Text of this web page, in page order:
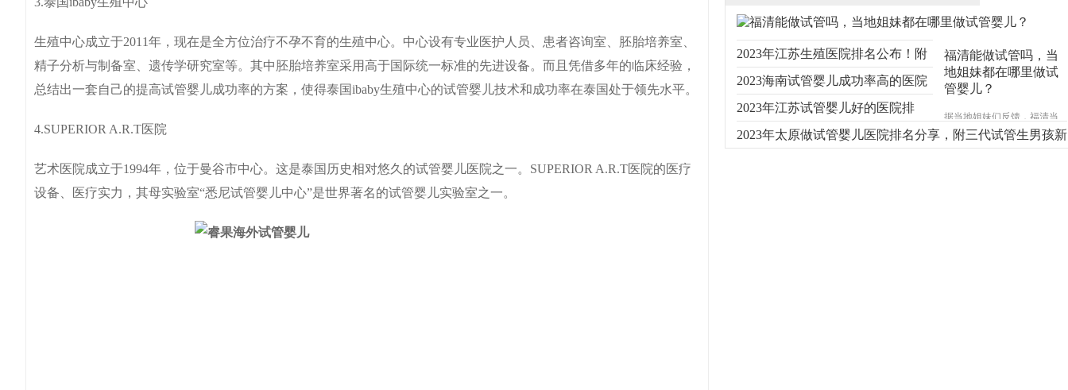
生殖中心成立于2011年，现在是全方位治疗不孕不育的生殖中心。中心设有专业医护人员、患者咨询室、胚胎培养室、
精子分析与制备室、遗传学研究室等。其中胚胎培养室采用高于国际统一标准的先进设备。而且凭借多年的临床经验，
总结出一套自己的提高试管婴儿成功率的方案，使得泰国ibaby生殖中心的试管婴儿技术和成功率在泰国处于领先水平。
4.SUPERIOR A.R.T医院
艺术医院成立于1994年，位于曼谷市中心。这是泰国历史相对悠久的试管婴儿医院之一。SUPERIOR A.R.T医院的医疗
设备、医疗实力，其母实验室“悉尼试管婴儿中心”是世界著名的试管婴儿实验室之一。
福清能做试管吗，当
地姐妹都在哪里做试
管婴儿？
据当地姐妹们反馈，福清当
地并不能做试管婴儿，大多
数需要做试管辅助受孕的往
2023年江苏生殖医院排名公布！附
费用及成功率参考
2023海南试管婴儿成功率高的医院
有哪些？
2023年江苏试管婴儿好的医院排
名！附新排名参考
2023年太原做试管婴儿医院排名分享，附三代试管生男孩新